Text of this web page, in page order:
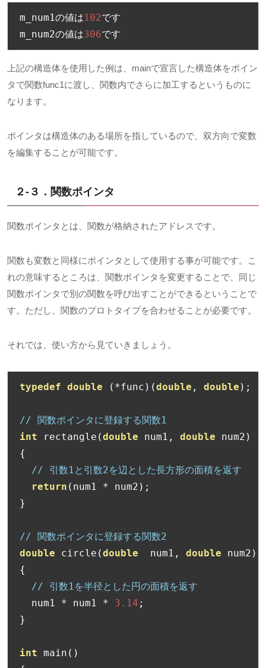
m_num1の値は102です
m_num2の値は306です
上記の構造体を使用した例は、mainで宣言した構造体をポイン
タで関数func1に渡し、関数内でさらに加工するというものに
なります。
ポインタは構造体のある場所を指しているので、双方向で変数
を編集することが可能です。
２-３．関数ポインタ
関数ポインタとは、関数が格納されたアドレスです。
関数も変数と同様にポインタとして使用する事が可能です。こ
れの意味するところは、関数ポインタを変更することで、同じ
関数ポインタで別の関数を呼び出すことができるということで
す。ただし、関数のプロトタイプを合わせることが必要です。
それでは、使い方から見ていきましょう。
typedef double (*func )(double , double );
// 関数ポインタに登録する関数1
int rectangle (double num1 , double num2 )
{
// 引数1と引数2を辺とした長方形の面積を返す
return ( num1 * num2 );
}
// 関数ポインタに登録する関数2
double circle (double
  num1
, double num2 )
{
// 引数1を半径とした円の面積を返す
  num1
* num1 * 3.14 ;
}
int main ()